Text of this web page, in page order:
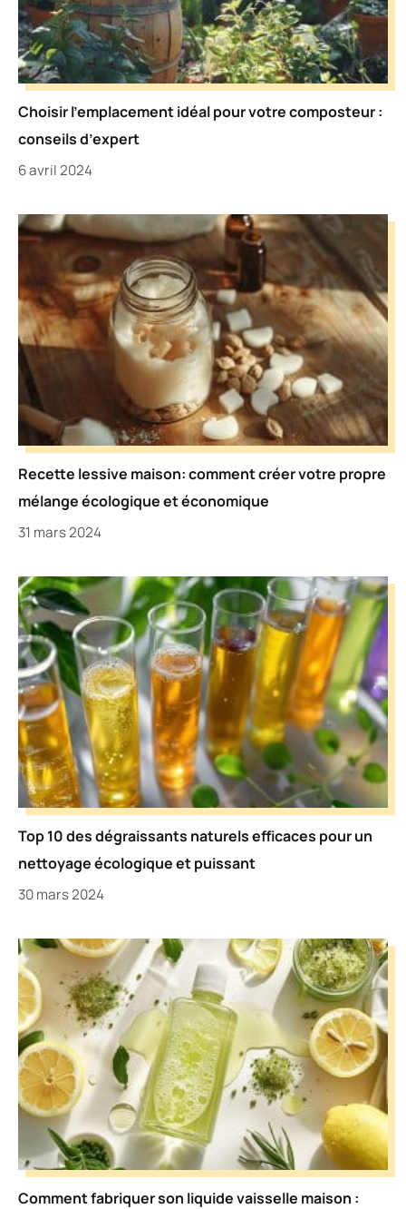
Choisir l’emplacement idéal pour votre composteur :
conseils d’expert
6 avril 2024
Recette lessive maison: comment créer votre propre
mélange écologique et économique
31 mars 2024
Top 10 des dégraissants naturels efficaces pour un
nettoyage écologique et puissant
30 mars 2024
Comment fabriquer son liquide vaisselle maison :